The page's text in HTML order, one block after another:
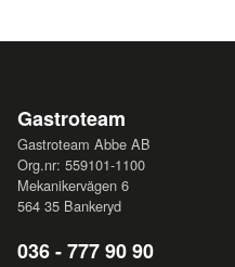
Gastroteam
Gastroteam Abbe AB
Org.nr: 559101-1100
Mekanikervägen 6
564 35 Bankeryd
036 - 777 90 90